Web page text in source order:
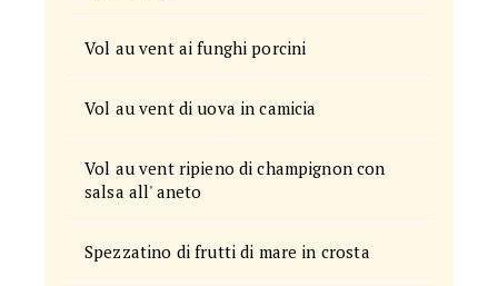
Vol au vent ai funghi porcini
Vol au vent di uova in camicia
Vol au vent ripieno di champignon con
salsa all' aneto
Spezzatino di frutti di mare in crosta